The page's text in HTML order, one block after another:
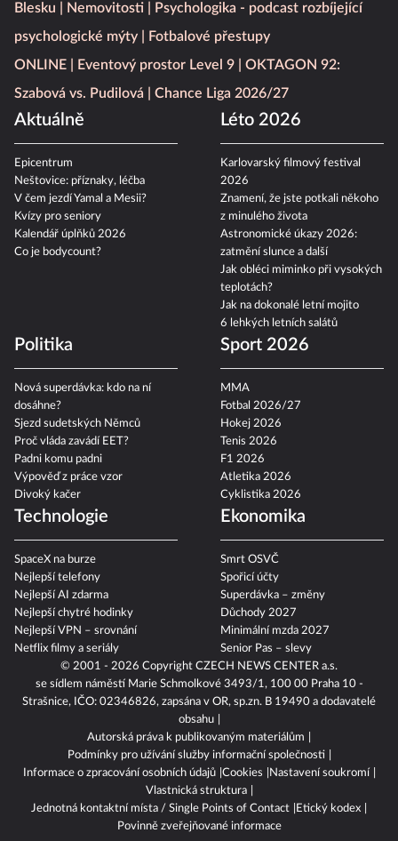
© 2001 - 2026 Copyright CZECH NEWS CENTER a.s.
se sídlem náměstí Marie Schmolkové 3493/1, 100 00 Praha 10 -
Strašnice, IČO: 02346826, zapsána v OR, sp.zn. B 19490 a dodavatelé
obsahu
Autorská práva k publikovaným materiálům
Podmínky pro užívání služby informační společnosti
Informace o zpracování osobních údajů Cookies
Nastavení soukromí
Vlastnická struktura
Jednotná kontaktní místa / Single Points of Contact
Etický kodex
Povinně zveřejňované informace
Blesku
Nemovitosti
Psychologika - podcast rozbíjející
psychologické mýty
Fotbalové přestupy
ONLINE
Eventový prostor Level 9
OKTAGON 92:
Szabová vs. Pudilová
Chance Liga 2026/27
Aktuálně
Epicentrum
Neštovice: příznaky, léčba
V čem jezdí Yamal a Mesii?
Kvízy pro seniory
Kalendář úplňků 2026
Co je bodycount?
Léto 2026
Karlovarský filmový festival
2026
Znamení, že jste potkali někoho
z minulého života
Astronomické úkazy 2026:
zatmění slunce a další
Jak obléci miminko při vysokých
teplotách?
Jak na dokonalé letní mojito
6 lehkých letních salátů
Politika
Nová superdávka: kdo na ní
dosáhne?
Sjezd sudetských Němců
Proč vláda zavádí EET?
Padni komu padni
Výpověď z práce vzor
Divoký kačer
Sport 2026
MMA
Fotbal 2026/27
Hokej 2026
Tenis 2026
F1 2026
Atletika 2026
Cyklistika 2026
Technologie
SpaceX na burze
Nejlepší telefony
Nejlepší AI zdarma
Nejlepší chytré hodinky
Nejlepší VPN – srovnání
Netflix filmy a seriály
Ekonomika
Smrt OSVČ
Spořicí účty
Superdávka – změny
Důchody 2027
Minimální mzda 2027
Senior Pas – slevy